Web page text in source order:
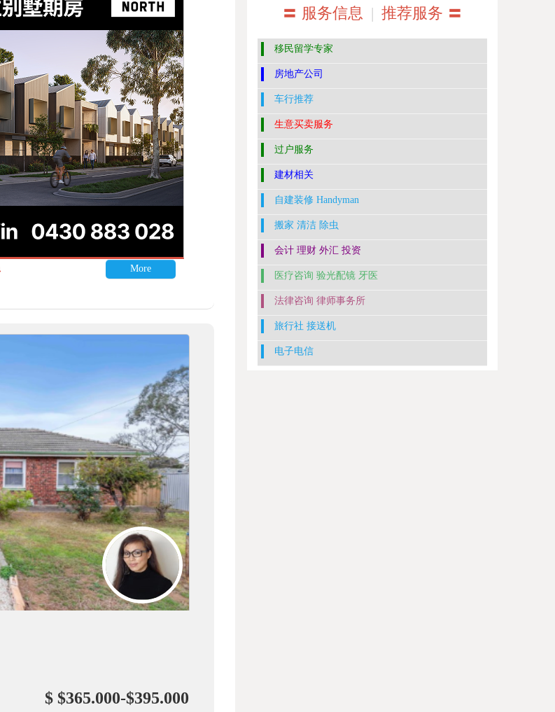
More
$ $365.000-$395.000
〓 服务信息 | 推荐服务 〓
移民留学专家
房地产公司
车行推荐
生意买卖服务
过户服务
建材相关
自建装修 Handyman
搬家 清洁 除虫
会计 理财 外汇 投资
医疗咨询 验光配镜 牙医
法律咨询 律师事务所
旅行社 接送机
电子电信